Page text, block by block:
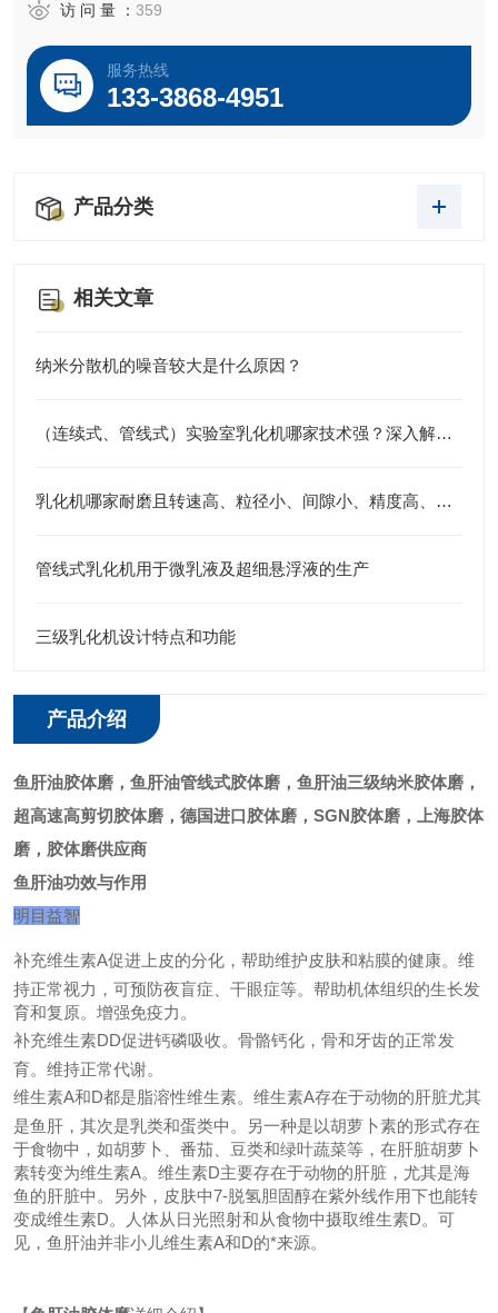
访 问 量 ： 359
服务热线
133-3868-4951
产品分类
相关文章
纳米分散机的噪音较大是什么原因？
（连续式、管线式）实验室乳化机哪家技术强？深入解析江苏思峻的高剪切与纳米级分散秘诀
乳化机哪家耐磨且转速高、粒径小、间隙小、精度高、线速度高、剪切力强：江苏思峻全流程解决方案测评
管线式乳化机用于微乳液及超细悬浮液的生产
三级乳化机设计特点和功能
产品介绍
鱼肝油胶体磨， 鱼肝油管线式胶体磨， 鱼肝油三级纳米胶体磨，
超高速高剪切胶体磨，德国进口胶体磨， SGN胶体磨，上海胶体
磨，胶体磨供应商
鱼肝油功效与作用
明目益智
补充维生素A促进上皮的分化，帮助维护皮肤和粘膜的健康。维
持正常视力，可预防夜盲症、干眼症等。帮助机体组织的生长发
育和复原。增强免疫力。
补充维生素DD促进钙磷吸收。骨骼钙化，骨和牙齿的正常发
育。维持正常代谢。
维生素A和D都是脂溶性维生素。维生素A存在于动物的肝脏尤其
是鱼肝，其次是乳类和蛋类中。另一种是以胡萝卜素的形式存在
于食物中，如胡萝卜、番茄、豆类和绿叶蔬菜等，在肝脏胡萝卜
素转变为维生素A。维生素D主要存在于动物的肝脏，尤其是海
鱼的肝脏中。另外，皮肤中7-脱氢胆固醇在紫外线作用下也能转
变成维生素D。人体从日光照射和从食物中摄取维生素D。可
见，鱼肝油并非小儿维生素A和D的*来源。